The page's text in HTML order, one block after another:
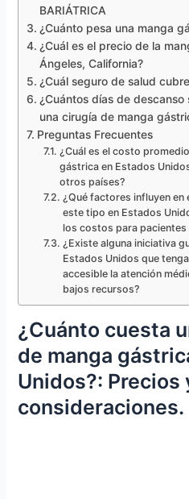
BARIÁTRICA
¿Cuánto pesa una manga
¿Cuál es el precio de la
Ángeles, California?
¿Cuál seguro de salud
¿Cuántos días de
una cirugía de manga
Preguntas Frecuentes
¿Cuál es el costo
gástrica en Estados
otros países?
¿Qué factores influyen en
este tipo en Estados
los costos para
¿Existe alguna iniciativa
Estados Unidos que
accesible la atención
bajos recursos?
¿Cuánto cuesta
de manga
Unidos?: Precios
consideraciones.